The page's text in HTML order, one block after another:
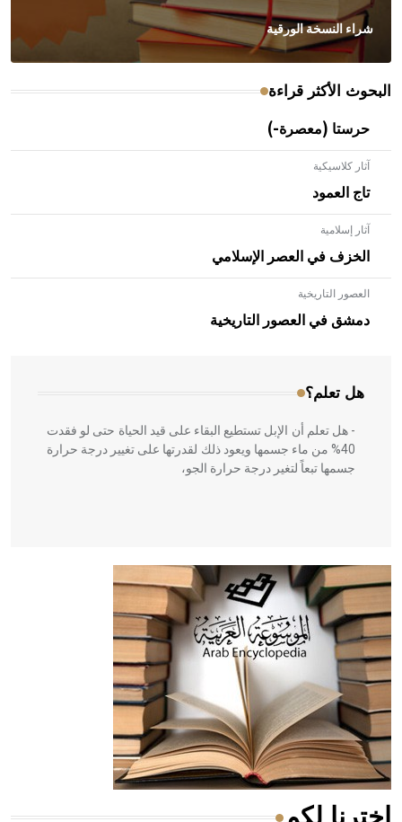
شراء النسخة الورقية
البحوث الأكثر قراءة
حرستا (معصرة-)
آثار كلاسيكية
تاج العمود
آثار إسلامية
الخزف في العصر الإسلامي
العصور التاريخية
دمشق في العصور التاريخية
هل تعلم؟
- هل تعلم أن الأبلق نوع من الفنون الهندسية التي ارتبطت
بالعمارة الإسلامية في بلاد الشام ومصر خاصة، حيث يحرص
المعمار على بناء مداميكه وخاصة في الواجهات
- هل تعلم أن الإبل تستطيع البقاء على قيد الحياة حتى لو فقدت
40% من ماء جسمها ويعود ذلك لقدرتها على تغيير درجة حرارة
جسمها تبعاً لتغير درجة حرارة الجو،
- هل تعلم أن أبقراط كتب في الطب أربعة مؤلفات هي:
الحكم، الأدلة، تنظيم التغذية، ورسالته في جروح الرأس. ويعود
له الفضل بأنه حرر الطب من الدين والفلسفة.
- هل تعلم أن المرجان إفراز حيواني يتكون في البحر ويتركب
من مادة كربونات الكلسيوم، وهو أحمر أو شديد الحمرة وهو
أجود أنواعه، ويمتاز بكبر الحجم ويسمى الش